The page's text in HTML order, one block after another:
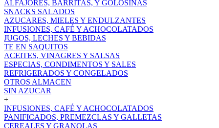
ALFAJORES, BARRITAS, Y GOLOSINAS
SNACKS SALADOS
AZUCARES, MIELES Y ENDULZANTES
INFUSIONES, CAFÉ Y ACHOCOLATADOS
JUGOS, LECHES Y BEBIDAS
TE EN SAQUITOS
ACEITES, VINAGRES Y SALSAS
ESPECIAS, CONDIMENTOS Y SALES
REFRIGERADOS Y CONGELADOS
OTROS ALMACEN
SIN AZUCAR
+
INFUSIONES, CAFÉ Y ACHOCOLATADOS
PANIFICADOS, PREMEZCLAS Y GALLETAS
CEREALES Y GRANOLAS